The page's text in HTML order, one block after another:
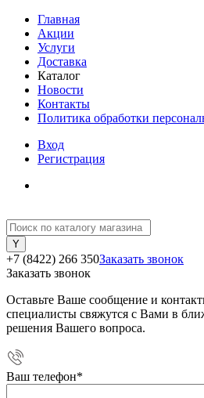
Главная
Акции
Услуги
Доставка
Каталог
Новости
Контакты
Политика обработки
Вход
Регистрация
+7 (8422) 266 350Заказать звонок
Заказать звонок
Оставьте Ваше сообщение и
специалисты свяжутся с Вами в
решения Вашего вопроса.
Ваш телефон*